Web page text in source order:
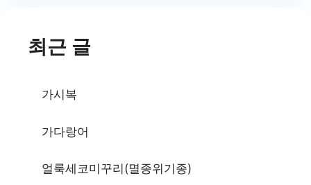
최근 글
가시복
가다랑어
얼룩세코미꾸리(멸종위기종)